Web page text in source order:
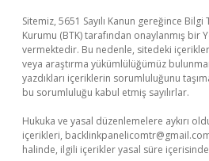
Sitemiz, 5651 Sayılı Kanun gereğince
Kurumu (BTK) tarafından onaylanmış bir
vermektedir. Bu nedenle, sitedeki
veya araştırma yükümlülüğümüz
yazdıkları içeriklerin sorumluluğunu
bu sorumluluğu kabul etmiş sayılırlar.
Hukuka ve yasal düzenlemelere aykırı
içerikleri,
halinde, ilgili içerikler yasal süre içerisinde